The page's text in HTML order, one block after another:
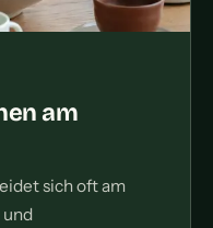
am
sich oft am
und